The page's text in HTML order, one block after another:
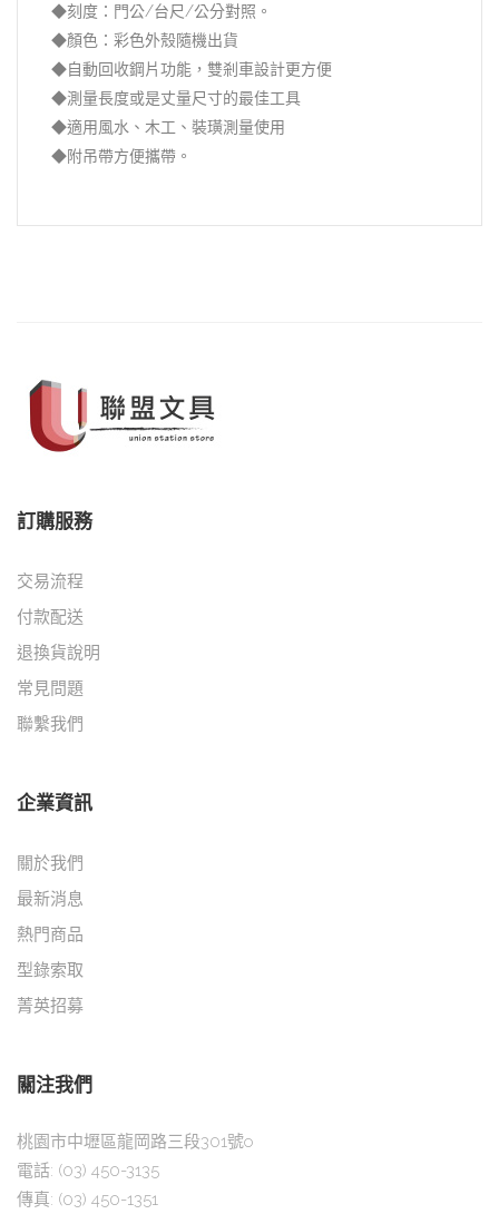
◆刻度：門公/台尺/公分對照。
◆顏色：彩色外殼隨機出貨
◆自動回收鋼片功能，雙剎車設計更方便
◆測量長度或是丈量尺寸的最佳工具
◆適用風水、木工、裝璜測量使用
◆附吊帶方便攜帶。
訂購服務
交易流程
付款配送
退換貨說明
常見問題
聯繫我們
企業資訊
關於我們
最新消息
熱門商品
型錄索取
菁英招募
關注我們
桃園市中壢區龍岡路三段301號o
電話: (03) 450-3135
傳真: (03) 450-1351